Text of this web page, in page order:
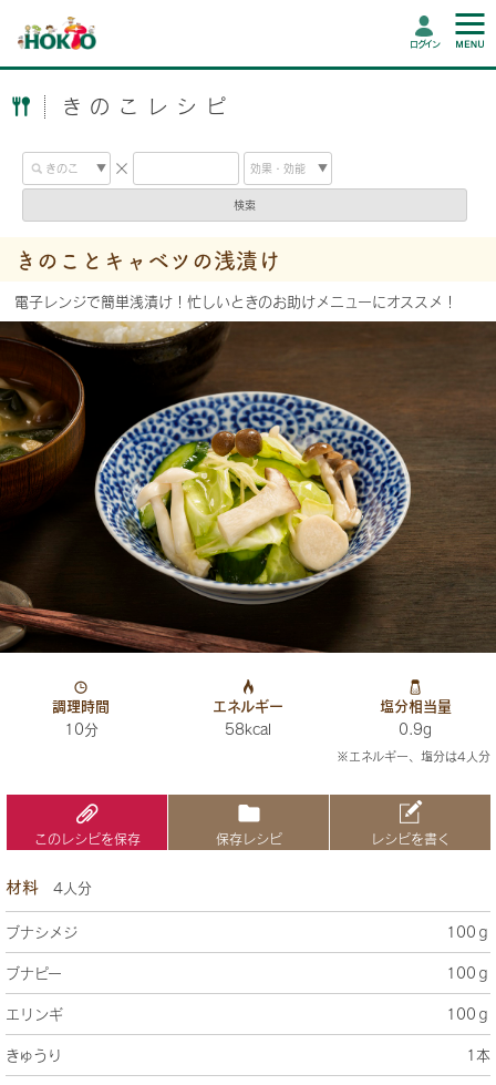
ログイン
きのこレシピ
検索
きのことキャベツの浅漬け
電子レンジで簡単浅漬け！忙しいときのお助けメニューにオススメ！
調理時間
10分
エネルギー
58kcal
塩分相当量
0.9g
※エネルギー、塩分は4人分
このレシピを保存 保存レシピ レシピを書く
材料 4人分
ブナシメジ 100ｇ
ブナピー 100ｇ
エリンギ 100ｇ
きゅうり 1本